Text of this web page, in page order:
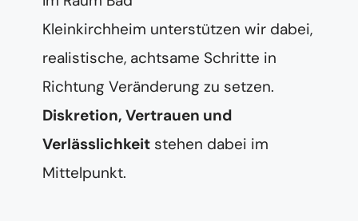
Kleinkirchheim unterstützen wir dabei,
realistische, achtsame Schritte in
Richtung Veränderung zu setzen.
Diskretion, Vertrauen und
Verlässlichkeit stehen dabei im
Mittelpunkt.